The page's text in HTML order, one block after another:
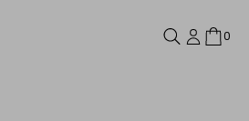
0